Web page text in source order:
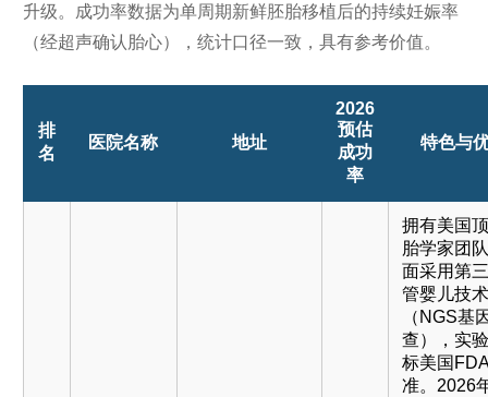
升级。成功率数据为单周期新鲜胚胎移植后的持续妊娠率
（经超声确认胎心），统计口径一致，具有参考价值。
排
名
医院名称 地址
2026
预估
成功
率
特色与
拥有美国
胎学家团
面采用第
管婴儿技术
（NGS基
查），实
标美国
准。2026